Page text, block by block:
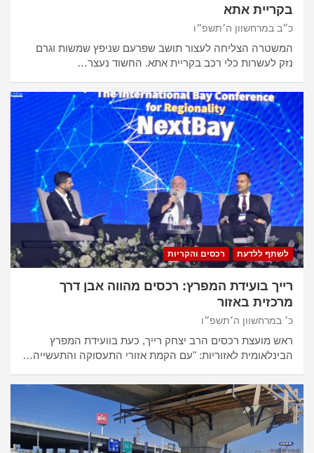
בקריית אתא
כ״ב במרחשוון ה׳תשפ״ו
המשטרה הצליחה לעצור תושב שפרעם שניפץ שמשות וגרם
נזק לעשרות כלי רכב בקריית אתא. החשוד נעצר…
לשתף ללדעת רכסים והקריות
רייך בועידת המפרץ: רכסים מהווה אבן דרך
מרכזית באזור
כ׳ במרחשוון ה׳תשפ״ו
ראש מועצת רכסים הרב יצחק רייך, כעת בוועידת המפרץ
הבינלאומית לאזוריות: "עם הקמת אזורי התעסוקה והתעשייה…